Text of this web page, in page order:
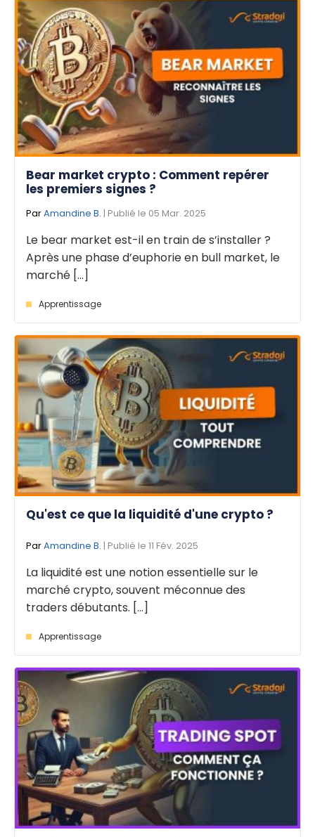
Bear market crypto : Comment repérer
les premiers signes ?
ParAmandine B. | Publié le 05 Mar. 2025
Le bear market est-il en train de s’installer ?
Après une phase d’euphorie en bull market, le
marché [...]
Apprentissage
Qu'est ce que la liquidité d'une crypto ?
ParAmandine B. | Publié le 11 Fév. 2025
La liquidité est une notion essentielle sur le
marché crypto, souvent méconnue des
traders débutants. [...]
Apprentissage